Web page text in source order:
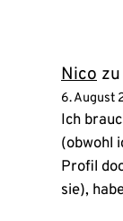
Nico zu
6. August
Ich
(obwohl
Profil
sie),